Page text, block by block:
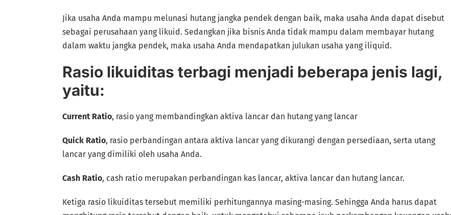
Jika usaha Anda mampu melunasi hutang jangka pendek dengan baik, maka usaha Anda dapat disebut
sebagai perusahaan yang likuid. Sedangkan jika bisnis Anda tidak mampu dalam membayar hutang
dalam waktu jangka pendek, maka usaha Anda mendapatkan julukan usaha yang iliquid.
Rasio likuiditas terbagi menjadi beberapa jenis lagi,
yaitu:
Current Ratio, rasio yang membandingkan aktiva lancar dan hutang yang lancar
Quick Ratio, rasio perbandingan antara aktiva lancar yang dikurangi dengan persediaan, serta utang
lancar yang dimiliki oleh usaha Anda.
Cash Ratio, cash ratio merupakan perbandingan kas lancar, aktiva lancar dan hutang lancar.
Ketiga rasio likuiditas tersebut memiliki perhitungannya masing-masing. Sehingga Anda harus dapat